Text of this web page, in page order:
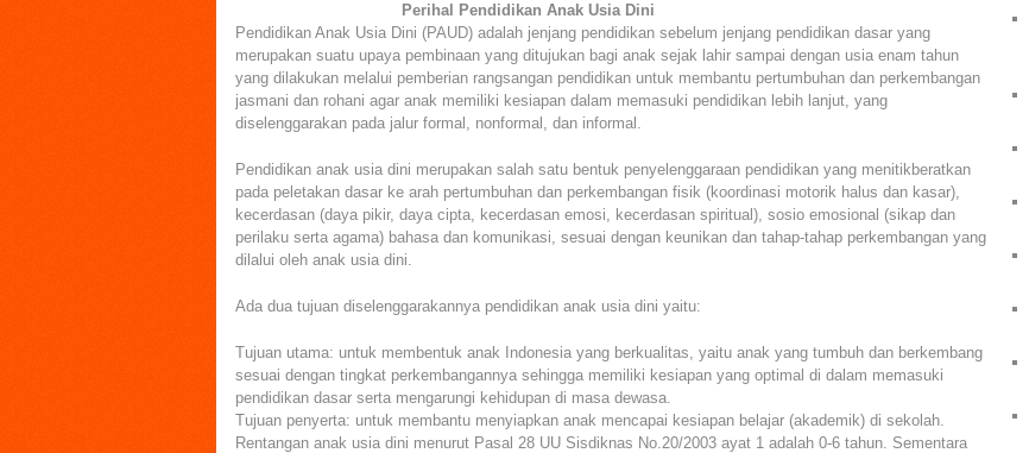
Perihal Pendidikan Anak Usia Dini
Pendidikan Anak Usia Dini (PAUD) adalah jenjang pendidikan sebelum jenjang pendidikan dasar yang
merupakan suatu upaya pembinaan yang ditujukan bagi anak sejak lahir sampai dengan usia enam tahun
yang dilakukan melalui pemberian rangsangan pendidikan untuk membantu pertumbuhan dan perkembangan
jasmani dan rohani agar anak memiliki kesiapan dalam memasuki pendidikan lebih lanjut, yang
diselenggarakan pada jalur formal, nonformal, dan informal.
Pendidikan anak usia dini merupakan salah satu bentuk penyelenggaraan pendidikan yang menitikberatkan
pada peletakan dasar ke arah pertumbuhan dan perkembangan fisik (koordinasi motorik halus dan kasar),
kecerdasan (daya pikir, daya cipta, kecerdasan emosi, kecerdasan spiritual), sosio emosional (sikap dan
perilaku serta agama) bahasa dan komunikasi, sesuai dengan keunikan dan tahap-tahap perkembangan yang
dilalui oleh anak usia dini.
Ada dua tujuan diselenggarakannya pendidikan anak usia dini yaitu:
Tujuan utama: untuk membentuk anak Indonesia yang berkualitas, yaitu anak yang tumbuh dan berkembang
sesuai dengan tingkat perkembangannya sehingga memiliki kesiapan yang optimal di dalam memasuki
pendidikan dasar serta mengarungi kehidupan di masa dewasa.
Tujuan penyerta: untuk membantu menyiapkan anak mencapai kesiapan belajar (akademik) di sekolah.
Rentangan anak usia dini menurut Pasal 28 UU Sisdiknas No.20/2003 ayat 1 adalah 0-6 tahun. Sementara